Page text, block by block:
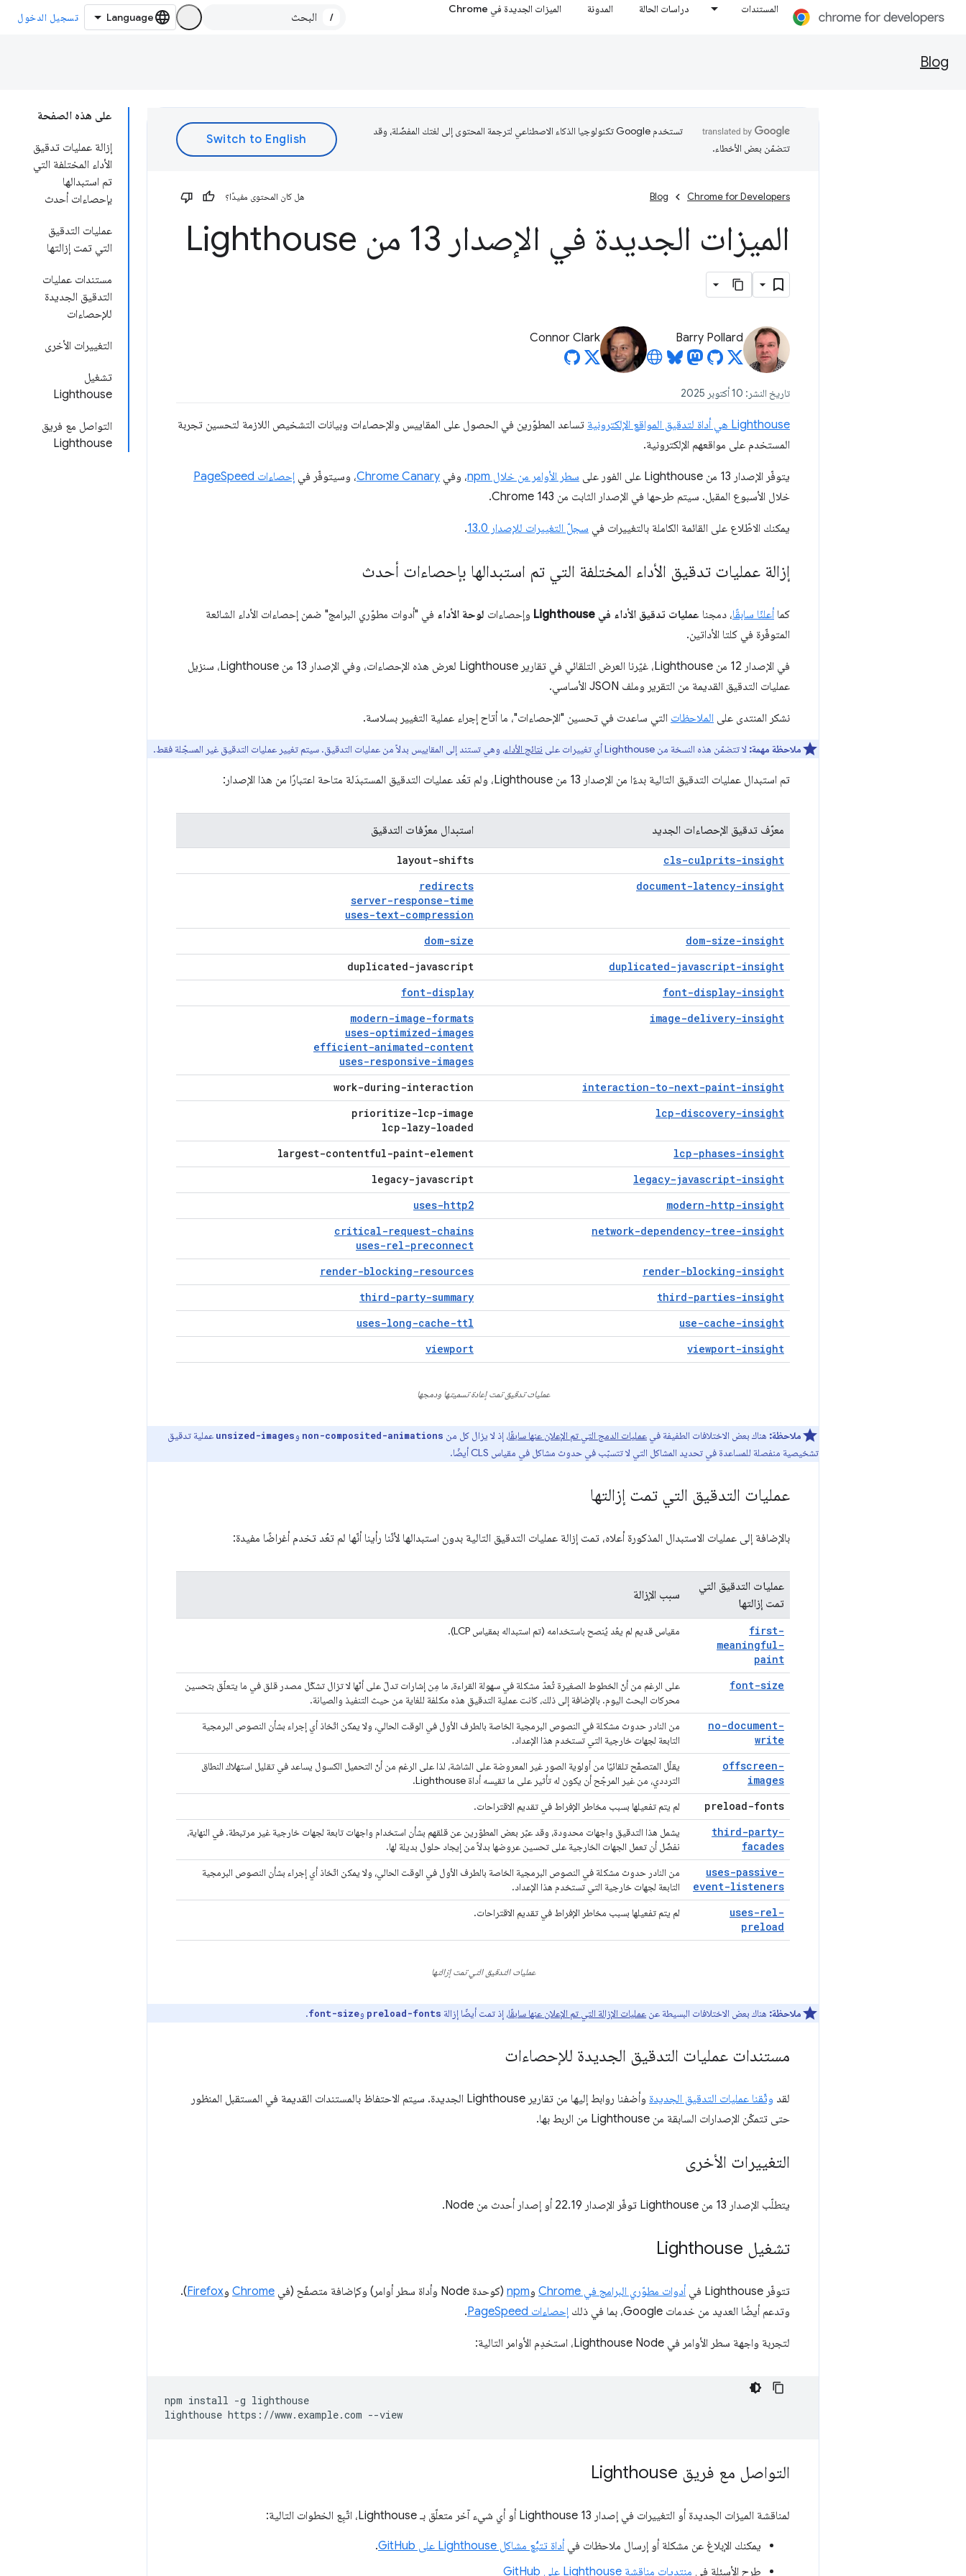
المستندات دراسات الحالة المدونة الميزات الجديدة في Chrome
/ تسجيل الدخول
Blog
على هذه الصفحة
إزالة عمليات تدقيق
الأداء المختلفة التي
تم استبدالها
بإحصاءات أحدث
عمليات التدقيق
التي تمت إزالتها
مستندات عمليات
التدقيق الجديدة
للإحصاءات
التغييرات الأخرى
تشغيل
Lighthouse
التواصل مع فريق
Lighthouse
تستخدم Google تكنولوجيا الذكاء الاصطناعي لترجمة المحتوى إلى لغتك المفضّلة، وقد
تتضمّن بعض الأخطاء.
Chrome for Developers
Blog هل كان المحتوى مفيدًا؟
الميزات الجديدة في الإصدار 13 من Lighthouse
Barry Pollard
Connor Clark
تاريخ النشر: 10 أكتوبر 2025
‫Lighthouse هي أداة لتدقيق المواقع الإلكترونية
تساعد المطوّرين في الحصول على المقاييس والإحصاءات وبيانات التشخيص اللازمة لتحسين تجربة
المستخدم على مواقعهم الإلكترونية.
يتوفّر الإصدار 13 من Lighthouse على الفور على سطر الأوامر من خلال npm ، وفي Chrome Canary، وسيتوفّر في إحصاءات PageSpeed
خلال الأسبوع المقبل. سيتم طرحها في الإصدار الثابت من Chrome 143.
يمكنك الاطّلاع على القائمة الكاملة بالتغييرات في سجلّ التغييرات للإصدار 13.0 .
إزالة عمليات تدقيق الأداء المختلفة التي تم استبدالها بإحصاءات أحدث
كما أعلنّا سابقًا، دمجنا عمليات تدقيق الأداء في Lighthouse وإحصاءات لوحة الأداء في "أدوات مطوّري البرامج" ضمن إحصاءات الأداء الشائعة
المتوفّرة في كلتا الأداتين.
في الإصدار 12 من Lighthouse، غيّرنا العرض التلقائي في تقارير Lighthouse لعرض هذه الإحصاءات، وفي الإصدار 13 من Lighthouse، سنزيل
عمليات التدقيق القديمة من التقرير وملف JSON الأساسي.
نشكر المنتدى على الملاحظات التي ساعدت في تحسين "الإحصاءات"، ما أتاح إجراء عملية التغيير بسلاسة.
ملاحظة مهمة: لا تتضمّن هذه النسخة من Lighthouse أي تغييرات على نتائج الأداء، وهي تستند إلى المقاييس بدلاً من عمليات التدقيق. سيتم تغيير عمليات التدقيق غير المسجّلة فقط.
تم استبدال عمليات التدقيق التالية بدءًا من الإصدار 13 من Lighthouse، ولم تعُد عمليات التدقيق المستبدَلة متاحة اعتبارًا من هذا الإصدار:
معرّف تدقيق الإحصاءات الجديد استبدال معرّفات التدقيق
cls-culprits-insight
layout-shifts
document-latency-insight
redirects
server-response-time
uses-text-compression
dom-size-insight
dom-size
duplicated-javascript-insight
duplicated-javascript
font-display-insight
font-display
image-delivery-insight
modern-image-formats
uses-optimized-images
efficient-animated-content
uses-responsive-images
interaction-to-next-paint-insight
work-during-interaction
lcp-discovery-insight
prioritize-lcp-image
lcp-lazy-loaded
lcp-phases-insight
largest-contentful-paint-element
legacy-javascript-insight
legacy-javascript
modern-http-insight
uses-http2
network-dependency-tree-insight
critical-request-chains
uses-rel-preconnect
render-blocking-insight
render-blocking-resources
third-parties-insight
third-party-summary
use-cache-insight
uses-long-cache-ttl
viewport-insight
viewport
عمليات تدقيق تمت إعادة تسميتها ودمجها
ملاحظة: هناك بعض الاختلافات الطفيفة في عمليات الدمج التي تم الإعلان عنها سابقًا، إذ لا يزال كل من non-composited-animations وunsized-images عملية تدقيق
تشخيصية منفصلة للمساعدة في تحديد المشاكل التي لا تتسبّب في حدوث مشاكل في مقياس CLS أيضًا.
عمليات التدقيق التي تمت إزالتها
بالإضافة إلى عمليات الاستبدال المذكورة أعلاه، تمت إزالة عمليات التدقيق التالية بدون استبدالها لأنّنا رأينا أنّها لم تعُد تخدم أغراضًا مفيدة:
عمليات التدقيق التي
تمت إزالتها
سبب الإزالة
first-
meaningful-
paint
مقياس قديم لم يعُد يُنصح باستخدامه (تم استبداله بمقياس LCP).
font-size
على الرغم من أنّ الخطوط الصغيرة تُعدّ مشكلة في سهولة القراءة، ما مِن إشارات تدلّ على أنّها لا تزال تشكّل مصدر قلق في ما يتعلّق بتحسين
محركات البحث اليوم. بالإضافة إلى ذلك، كانت عملية التدقيق هذه مكلفة للغاية من حيث التنفيذ والصيانة.
no-document-
write
من النادر حدوث مشكلة في النصوص البرمجية الخاصة بالطرف الأول في الوقت الحالي، ولا يمكن اتّخاذ أي إجراء بشأن النصوص البرمجية
التابعة لجهات خارجية التي تستخدم هذا الإعداد.
offscreen-
images
يقلّل المتصفّح تلقائيًا من أولوية الصور غير المعروضة على الشاشة، لذا على الرغم من أنّ التحميل الكسول يساعد في تقليل استهلاك النطاق
الترددي، من غير المرجّح أن يكون له تأثير على ما تقيسه أداة Lighthouse.
preload-fonts لم يتم تفعيلها بسبب مخاطر الإفراط في تقديم الاقتراحات.
third-party-
facades
يشمل هذا التدقيق واجهات محدودة، وقد عبّر بعض المطوّرين عن قلقهم بشأن استخدام واجهات تابعة لجهات خارجية غير مرتبطة. في النهاية،
نفضّل أن تعمل الجهات الخارجية على تحسين عروضها بدلاً من إيجاد حلول بديلة لها.
uses-passive-
event-listeners
من النادر حدوث مشكلة في النصوص البرمجية الخاصة بالطرف الأول في الوقت الحالي، ولا يمكن اتّخاذ أي إجراء بشأن النصوص البرمجية
التابعة لجهات خارجية التي تستخدم هذا الإعداد.
uses-rel-
preload
لم يتم تفعيلها بسبب مخاطر الإفراط في تقديم الاقتراحات.
عمليات التدقيق التي تمت إزالتها
ملاحظة: هناك بعض الاختلافات البسيطة عن عمليات الإزالة التي تم الإعلان عنها سابقًا، إذ تمت أيضًا إزالة preload-fonts وfont-size
.
مستندات عمليات التدقيق الجديدة للإحصاءات
لقد وثّقنا عمليات التدقيق الجديدة
وأضفنا روابط إليها من تقارير Lighthouse الجديدة. سيتم الاحتفاظ بالمستندات القديمة في المستقبل المنظور
حتى تتمكّن الإصدارات السابقة من Lighthouse من الربط بها.
التغييرات الأخرى
يتطلّب الإصدار 13 من Lighthouse توفّر الإصدار 22.19 أو إصدار أحدث من Node.
تشغيل Lighthouse
تتوفّر Lighthouse في أدوات مطوّري البرامج في Chrome وnpm (كوحدة Node وأداة سطر أوامر) وكإضافة متصفّح (في Chrome وFirefox
).
وتدعم أيضًا العديد من خدمات Google، بما في ذلك
إحصاءات PageSpeed .
لتجربة واجهة سطر الأوامر في Lighthouse Node، استخدِم الأوامر التالية:
npm install -g lighthouse
التواصل مع فريق Lighthouse
لمناقشة الميزات الجديدة أو التغييرات في إصدار Lighthouse 13 أو أي شيء آخر متعلّق بـ Lighthouse، اتّبِع الخطوات التالية:
يمكنك الإبلاغ عن مشكلة أو إرسال ملاحظات في أداة تتبُّع مشاكل Lighthouse على GitHub
.
طرح الأسئلة في منتديات مناقشة Lighthouse على GitHub